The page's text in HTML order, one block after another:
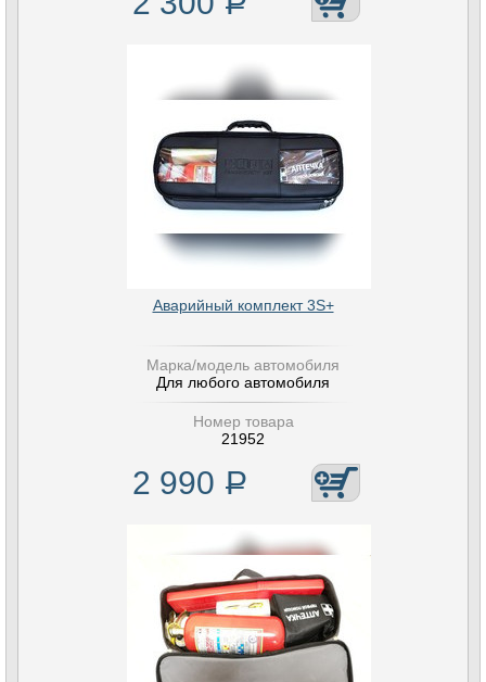
Аварийный комплект 3S+
Марка/модель автомобиля
Для любого автомобиля
Номер товара
21952
2 990 Р